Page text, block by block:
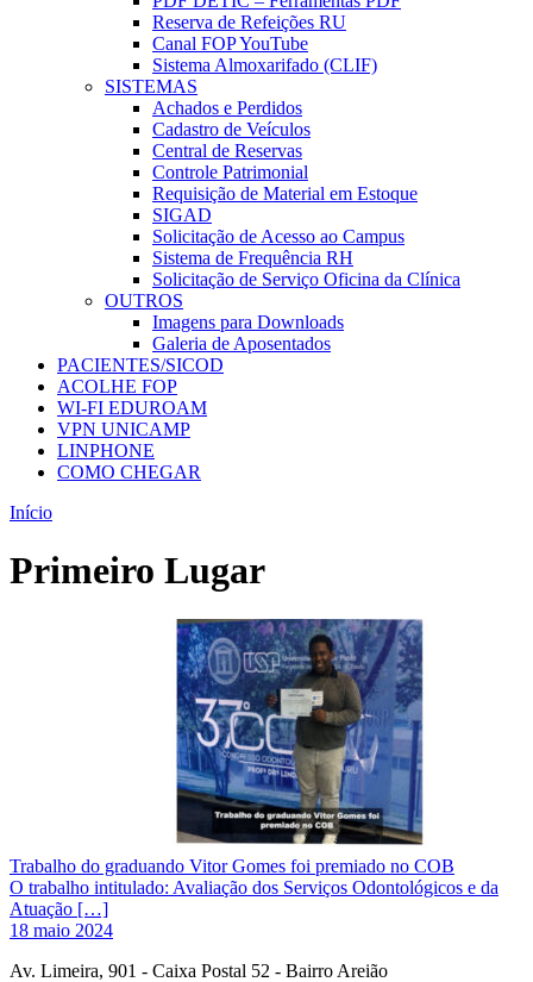
Reserva de Refeições RU
Canal FOP YouTube
Sistema Almoxarifado (CLIF)
SISTEMAS
Achados e Perdidos
Cadastro de Veículos
Central de Reservas
Controle Patrimonial
Requisição de Material em Estoque
SIGAD
Solicitação de Acesso ao Campus
Sistema de Frequência RH
Solicitação de Serviço Oficina da Clínica
OUTROS
Imagens para Downloads
Galeria de Aposentados
PACIENTES/SICOD
ACOLHE FOP
WI-FI EDUROAM
VPN UNICAMP
LINPHONE
COMO CHEGAR
Início
Primeiro Lugar
Trabalho do graduando Vitor Gomes foi premiado no COB
O trabalho intitulado: Avaliação dos Serviços Odontológicos e da
Atuação […]
18 maio 2024
Av. Limeira, 901 - Caixa Postal 52 - Bairro Areião